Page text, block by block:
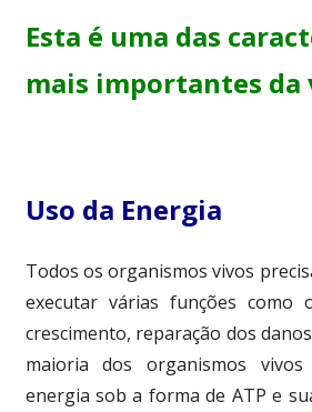
Esta é uma das
mais importantes da
Uso da Energia
Todos os organismos vivos
executar várias funções como
crescimento, reparação dos
maioria dos organismos vivos
energia sob a forma de ATP e